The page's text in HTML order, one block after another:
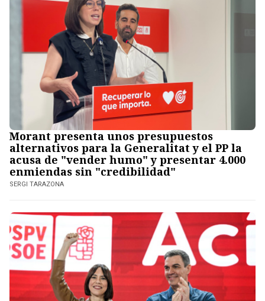
Morant presenta unos presupuestos
alternativos para la Generalitat y el PP la
acusa de "vender humo" y presentar 4.000
enmiendas sin "credibilidad"
SERGI TARAZONA